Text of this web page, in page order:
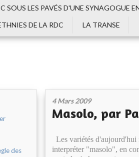
SOUS LES PAVÉS D'UNE SYNAGOGUE
DE LA RDC
LA TRANSE
des
4 Mars 2009
Masolo, par
Les variétés d'aujourd'hui
interpréter "masolo", en